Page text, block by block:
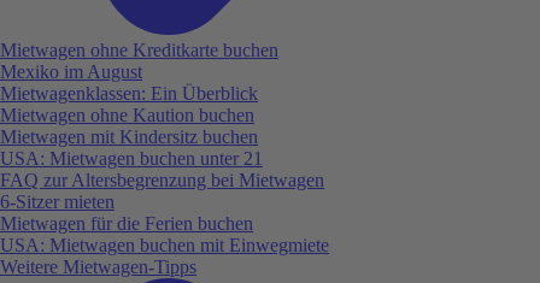
Mietwagen ohne Kreditkarte buchen
Mexiko im August
Mietwagenklassen: Ein Überblick
Mietwagen ohne Kaution buchen
Mietwagen mit Kindersitz buchen
USA: Mietwagen buchen unter 21
FAQ zur Altersbegrenzung bei Mietwagen
6-Sitzer mieten
Mietwagen für die Ferien buchen
USA: Mietwagen buchen mit Einwegmiete
Weitere Mietwagen-Tipps